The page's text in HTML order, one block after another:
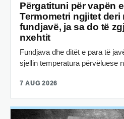
Përgatituni për vapën
Termometri ngjitet deri
fundjavë, ja sa do të
nxehtit
Fundjava dhe ditët e para të
sjellin temperatura përvëluese
7 AUG 2026